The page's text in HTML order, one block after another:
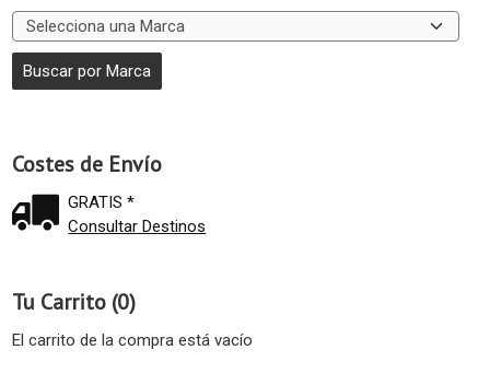
Costes de Envío
GRATIS *
Consultar Destinos
Tu Carrito (0)
El carrito de la compra está vacío